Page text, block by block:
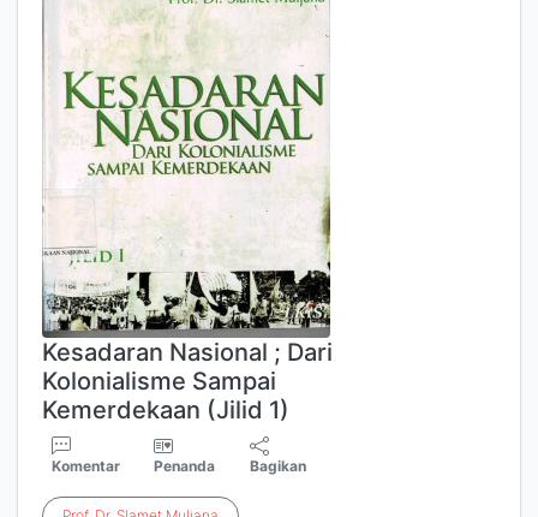
Kesadaran Nasional ; Dari
Kolonialisme Sampai
Kemerdekaan (Jilid 1)
Komentar Penanda Bagikan